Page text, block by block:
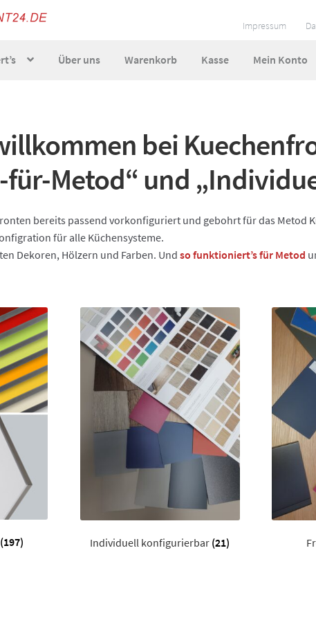
Impressum
Über uns Warenkorb Kasse Mein Konto
Über uns Versand und Lieferzeiten Warenkorb Widerruf
bei
für-Metod“ und
bereits passend vorkonfiguriert und gebohrt für das Metod
für alle Küchensysteme.
Dekoren, Hölzern und Farben. Undso funktioniert’s für Metod
(197) Individuell konfigurierbar (21)